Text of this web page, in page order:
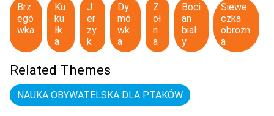
Brz
egó
wka
Ku
ku
łk
a
J
er
zy
k
Dy
mó
wk
a
Ż
oł
n
a
Boci
an
biał
y
Siewe
czka
obrożn
a
Related Themes
NAUKA OBYWATELSKA DLA PTAKÓW